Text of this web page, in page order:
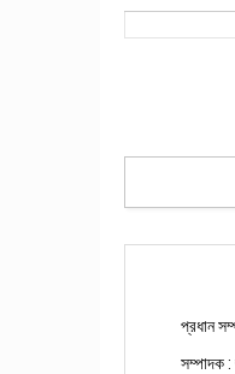
প্রধান
সম্পাদক :